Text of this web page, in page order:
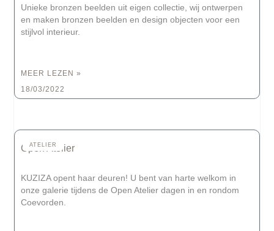
Unieke bronzen beelden uit eigen collectie, wij ontwerpen
en maken bronzen beelden en design objecten voor een
stijlvol interieur.
MEER LEZEN »
18/03/2022
ATELIER
Open Atelier
KUZIZA opent haar deuren! U bent van harte welkom in
onze galerie tijdens de Open Atelier dagen in en rondom
Coevorden.